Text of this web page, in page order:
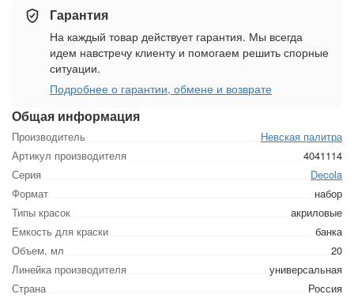
Общая информация
Производитель
Невская палитра
Артикул производителя
4041114
Серия
Decola
Формат
набор
Типы красок
акриловые
Емкость для краски
банка
Объем, мл
20
Линейка производителя
универсальная
Страна
Россия
Гарантия
На каждый товар действует гарантия. Мы всегда
идем навстречу клиенту и помогаем решить спорные
ситуации.
Подробнее о гарантии, обмене и возврате